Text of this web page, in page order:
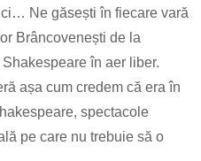
Ne găsești în fiecare vară
Brâncovenești de la
în aer liber.
așa cum credem că era în
spectacole
pe care nu trebuie să o